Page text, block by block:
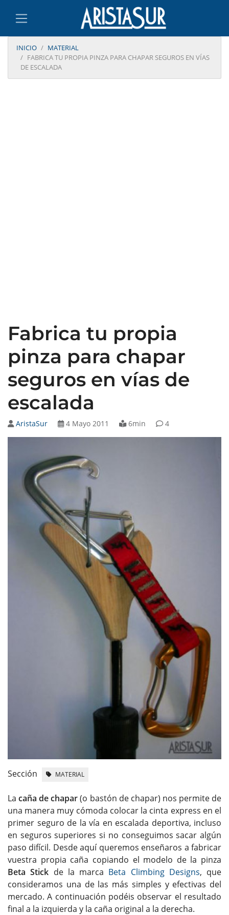
INICIO
MATERIAL
FABRICA TU PROPIA PINZA PARA CHAPAR SEGUROS EN VÍAS
DE ESCALADA
Fabrica tu propia
pinza para chapar
seguros en vías de
escalada
AristaSur 4 Mayo 2011 6min 4
Sección MATERIAL
Lacaña de chapar(o bastón de chapar) nos permite de
una manera muy cómoda colocar la cinta express en el
primer seguro de la vía en escalada deportiva, incluso
en seguros superiores si no conseguimos sacar algún
paso difícil. Desde aquí queremos enseñaros a fabricar
vuestra propia caña copiando el modelo de la pinza
Beta Stick de la marca Beta Climbing Designs, que
consideramos una de las más simples y efectivas del
mercado. A continuación podéis observar el resultado
final a la izquierda y la caña original a la derecha.